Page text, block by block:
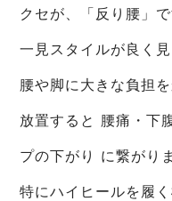
クセが、「反り腰」で
一見スタイルが良く
腰や脚に大きな負担を
放置すると 腰痛・下
プの下がり に繋がり
特にハイヒールを履